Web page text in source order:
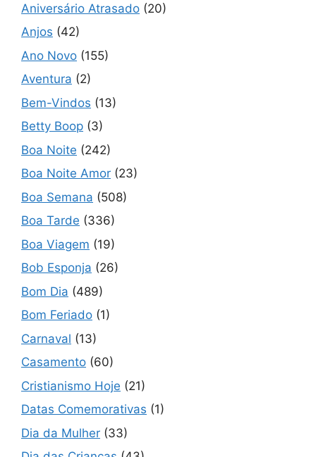
Aniversário Atrasado (20)
Anjos (42)
Ano Novo (155)
Aventura (2)
Bem-Vindos (13)
Betty Boop (3)
Boa Noite (242)
Boa Noite Amor (23)
Boa Semana (508)
Boa Tarde (336)
Boa Viagem (19)
Bob Esponja (26)
Bom Dia (489)
Bom Feriado (1)
Carnaval (13)
Casamento (60)
Cristianismo Hoje (21)
Datas Comemorativas (1)
Dia da Mulher (33)